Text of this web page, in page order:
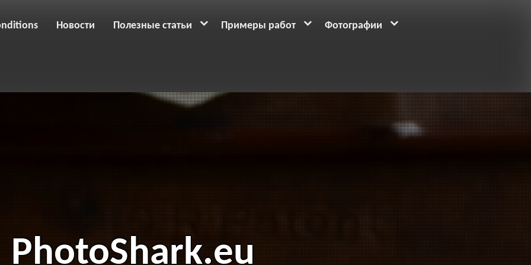
Новости Полезные статьи Примеры работ Фотографии
PhotoShark.eu